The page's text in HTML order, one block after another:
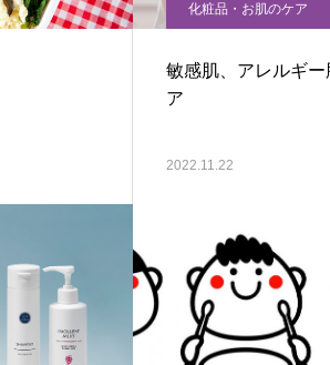
化粧品・お肌のケア
敏感肌、アレルギ
ア
2022.11.22